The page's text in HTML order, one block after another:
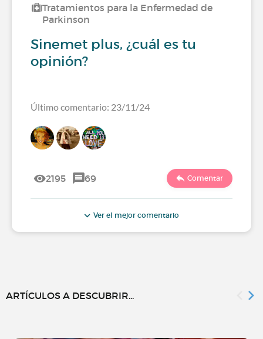
Tratamientos para la Enfermedad de
Parkinson
Sinemet plus, ¿cuál es tu
opinión?
Último comentario: 23/11/24
2195 69 Comentar
Ver el mejor comentario
ARTÍCULOS A DESCUBRIR...